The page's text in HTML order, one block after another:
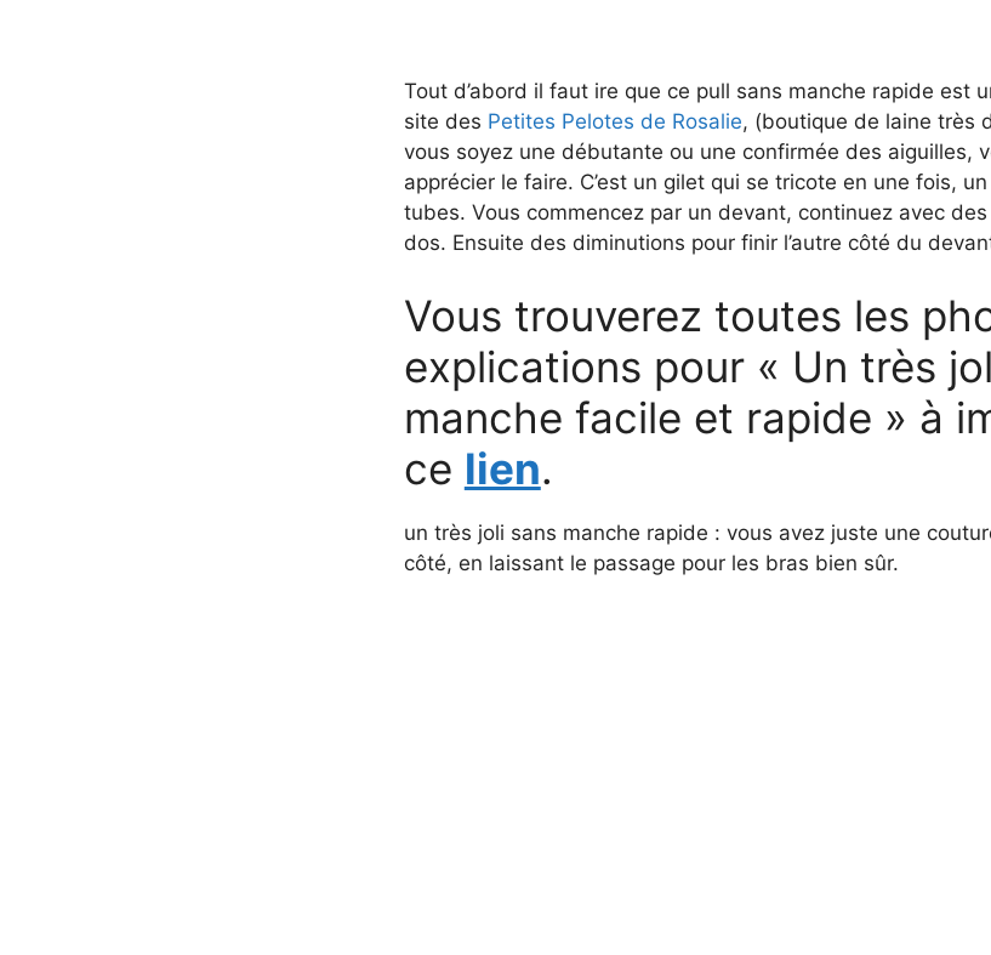
Tout d’abord il faut ire que ce pull sans manche rapide est
site des Petites Pelotes de Rosalie, (boutique de laine très
vous soyez une débutante ou une confirmée des aiguilles,
apprécier le faire. C’est un gilet qui se tricote en une fois,
tubes. Vous commencez par un devant, continuez avec
dos. Ensuite des diminutions pour finir l’autre côté du
Vous trouverez toutes les
explications pour « Un très
manche facile et rapide » à
ce lien.
un très joli sans manche rapide : vous avez juste une
côté, en laissant le passage pour les bras bien sûr.